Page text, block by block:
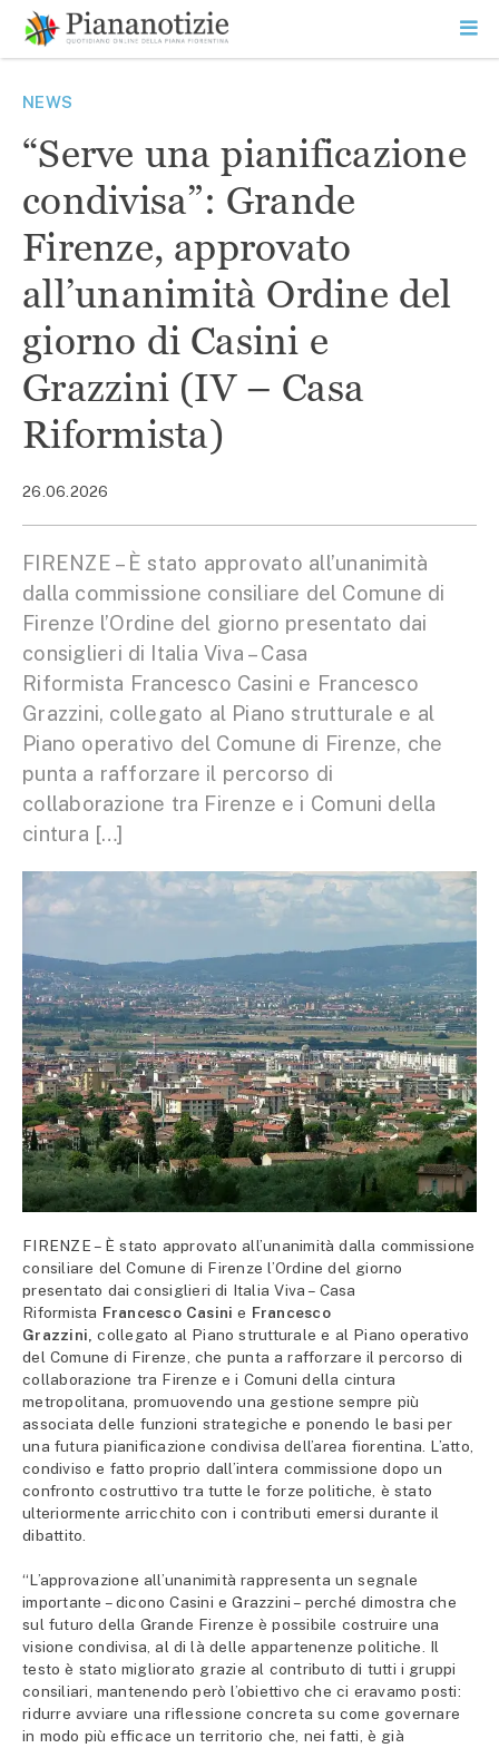
contenuto
SEARCH
NEWS
“Serve una pianificazione
condivisa”: Grande
Firenze, approvato
all’unanimità Ordine del
giorno di Casini e
Grazzini (IV – Casa
Riformista)
26.06.2026
FIRENZE – È stato approvato all’unanimità
dalla commissione consiliare del Comune di
Firenze l’Ordine del giorno presentato dai
consiglieri di Italia Viva – Casa
Riformista Francesco Casini e Francesco
Grazzini, collegato al Piano strutturale e al
Piano operativo del Comune di Firenze, che
punta a rafforzare il percorso di
collaborazione tra Firenze e i Comuni della
cintura […]
FIRENZE – È stato approvato all’unanimità dalla commissione
consiliare del Comune di Firenze l’Ordine del giorno
presentato dai consiglieri di Italia Viva – Casa
Riformista Francesco Casinie Francesco
Grazzini, collegato al Piano strutturale e al Piano operativo
del Comune di Firenze, che punta a rafforzare il percorso di
collaborazione tra Firenze e i Comuni della cintura
metropolitana, promuovendo una gestione sempre più
associata delle funzioni strategiche e ponendo le basi per
una futura pianificazione condivisa dell’area fiorentina. L’atto,
condiviso e fatto proprio dall’intera commissione dopo un
confronto costruttivo tra tutte le forze politiche, è stato
ulteriormente arricchito con i contributi emersi durante il
dibattito.
“L’approvazione all’unanimità rappresenta un segnale
importante – dicono Casini e Grazzini – perché dimostra che
sul futuro della Grande Firenze è possibile costruire una
visione condivisa, al di là delle appartenenze politiche. Il
testo è stato migliorato grazie al contributo di tutti i gruppi
consiliari, mantenendo però l’obiettivo che ci eravamo posti:
ridurre avviare una riflessione concreta su come governare
in modo più efficace un territorio che, nei fatti, è già